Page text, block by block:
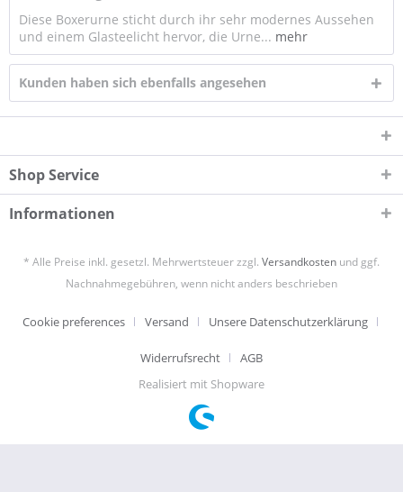
Diese Boxerurne sticht durch ihr sehr modernes Aussehen
und einem Glasteelicht hervor, die Urne... mehr
Kunden haben sich ebenfalls angesehen
Shop Service
Informationen
* Alle Preise inkl. gesetzl. Mehrwertsteuer zzgl. Versandkosten und ggf.
Nachnahmegebühren, wenn nicht anders beschrieben
Cookie preferences Versand Unsere Datenschutzerklärung
Widerrufsrecht
AGB
Realisiert mit Shopware